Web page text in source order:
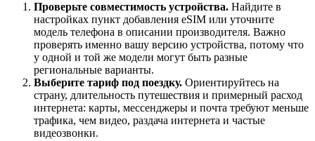
Проверьте совместимость устройства. Найдите в
настройках пункт добавления eSIM или уточните
модель телефона в описании производителя. Важно
проверять именно вашу версию устройства, потому что
у одной и той же модели могут быть разные
региональные варианты.
Выберите тариф под поездку. Ориентируйтесь на
страну, длительность путешествия и примерный расход
интернета: карты, мессенджеры и почта требуют меньше
трафика, чем видео, раздача интернета и частые
видеозвонки.